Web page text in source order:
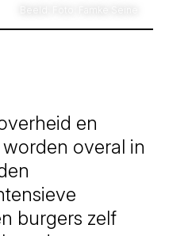
en
overal in
burgers zelf